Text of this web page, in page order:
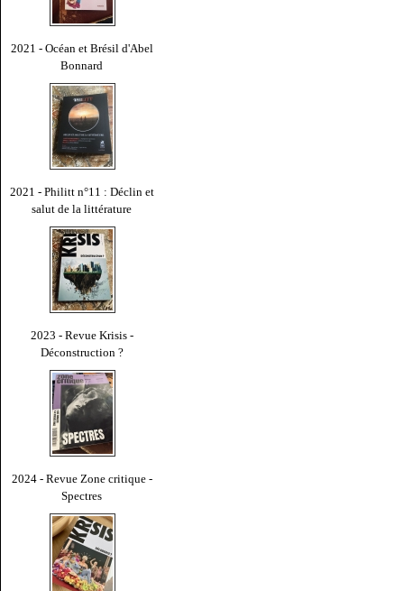
2021 - Océan et Brésil d'Abel
Bonnard
2021 - Philitt n°11 : Déclin et
salut de la littérature
2023 - Revue Krisis -
Déconstruction ?
2024 - Revue Zone critique -
Spectres